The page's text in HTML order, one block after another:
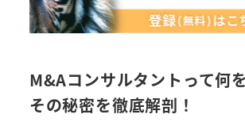
M&Aコンサルタントって何
その秘密を徹底解剖！